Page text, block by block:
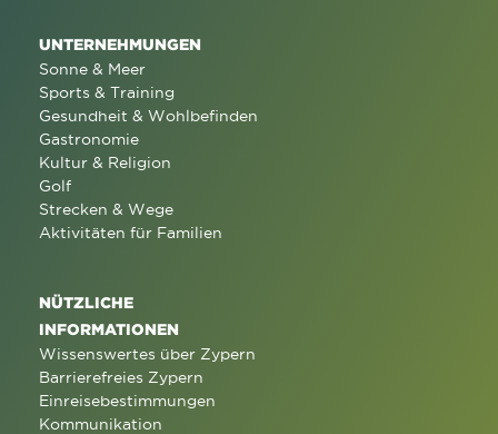
UNTERNEHMUNGEN
Sonne & Meer
Sports & Training
Gesundheit & Wohlbefinden
Gastronomie
Kultur & Religion
Golf
Strecken & Wege
Aktivitäten für Familien
NÜTZLICHE
INFORMATIONEN
Wissenswertes über Zypern
Barrierefreies Zypern
Einreisebestimmungen
Kommunikation